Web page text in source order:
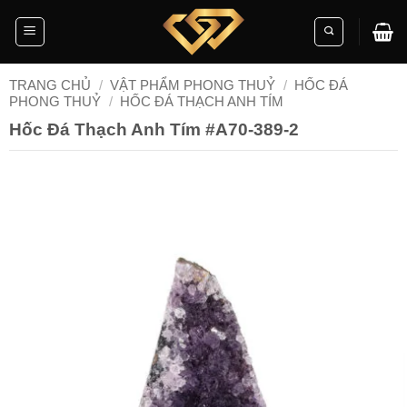
TRANG CHỦ / VẬT PHẨM PHONG THUỶ / HỐC ĐÁ
PHONG THUỶ / HỐC ĐÁ THẠCH ANH TÍM
Hốc Đá Thạch Anh Tím #A70-389-2